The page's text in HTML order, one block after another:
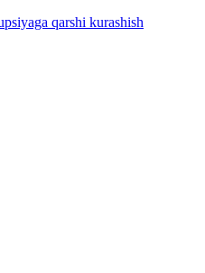
qarshi kurashish